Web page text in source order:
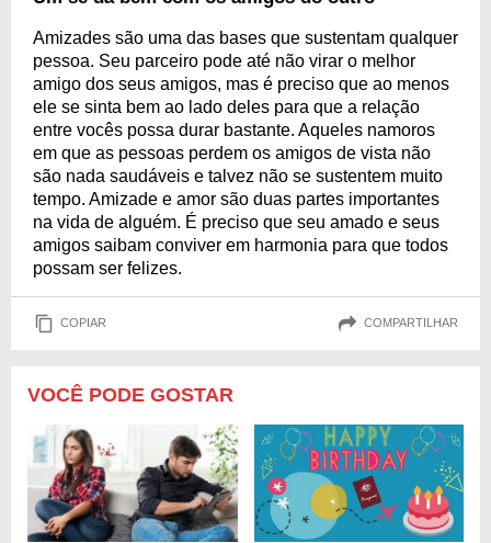
Amizades são uma das bases que sustentam qualquer
pessoa. Seu parceiro pode até não virar o melhor
amigo dos seus amigos, mas é preciso que ao menos
ele se sinta bem ao lado deles para que a relação
entre vocês possa durar bastante. Aqueles namoros
em que as pessoas perdem os amigos de vista não
são nada saudáveis e talvez não se sustentem muito
tempo. Amizade e amor são duas partes importantes
na vida de alguém. É preciso que seu amado e seus
amigos saibam conviver em harmonia para que todos
possam ser felizes.
COPIAR COMPARTILHAR
VOCÊ PODE GOSTAR